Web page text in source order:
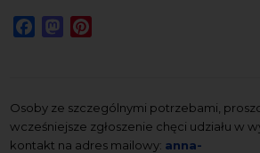
FacebookMastodon
Osoby ze szczególnymi potrzebami,
wcześniejsze zgłoszenie chęci udziału w
kontakt na adres mailowy: anna-